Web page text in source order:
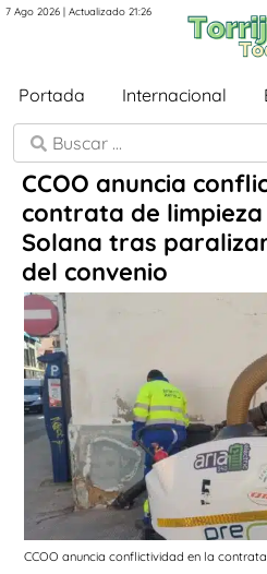
7 Ago 2026 | Actualizado 21:26
Portada Internacional
CCOO anuncia
contrata de
Solana tras
del convenio
CCOO anuncia conflictividad en la